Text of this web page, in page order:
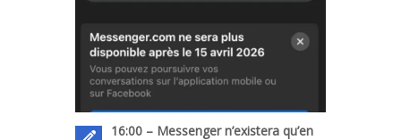
16:00 – Messenger n’existera qu’en